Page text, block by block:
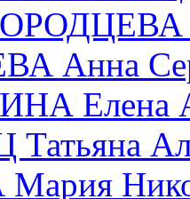
Анна
Елена